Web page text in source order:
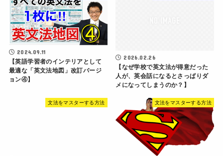
2024.09.11
【英語学習者のインテリアとして
最適な「英文法地図」改訂バージ
ョン④】
2026.02.26
【なぜ学校で英文法が得意だった
人が、英会話になるとさっぱりダ
メになってしまうのか？】
文法をマスターする方法 文法をマスターする方法